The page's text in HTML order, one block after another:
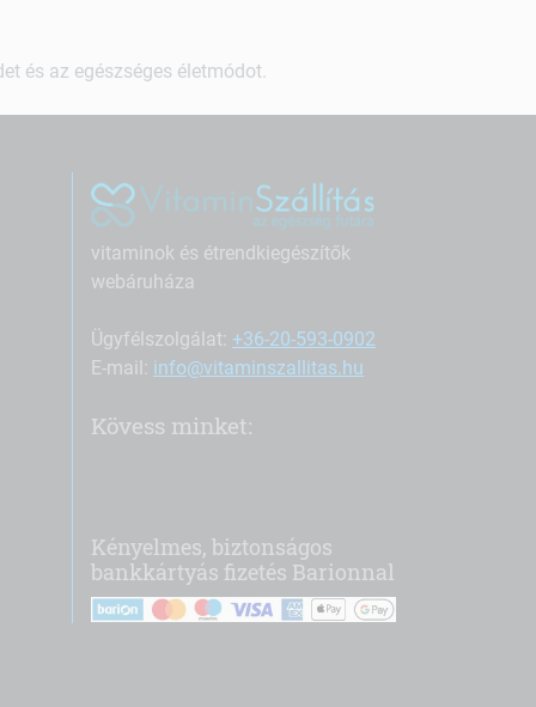
és az egészséges életmódot.
vitaminok és étrendkiegészítők
webáruháza
Ügyfélszolgálat: +36-20-593-0902
E-mail: info@vitaminszallitas.hu
Kövess minket:
Kényelmes, biztonságos
bankkártyás fizetés Barionnal